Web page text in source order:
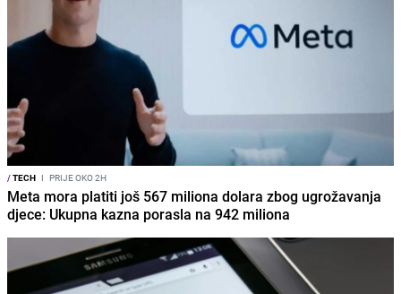
/TECH I PRIJE OKO 2H
Meta mora platiti još 567 miliona dolara zbog ugrožavanja
djece: Ukupna kazna porasla na 942 miliona